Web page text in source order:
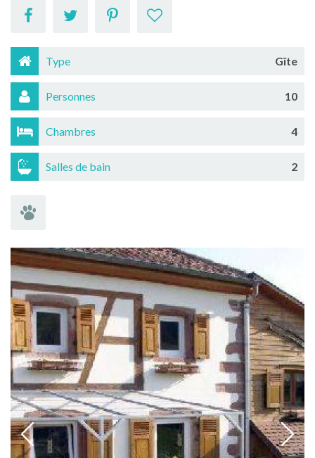
Type Gîte
Personnes 10
Chambres 4
Salles de bain 2